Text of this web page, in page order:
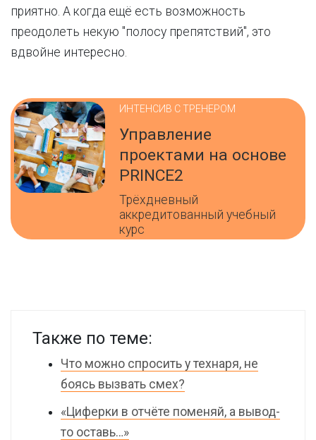
приятно. А когда ещё есть возможность
преодолеть некую "полосу препятствий", это
вдвойне интересно.
ИНТЕНСИВ С ТРЕНЕРОМ
Управление
проектами на основе
PRINCE2
Трёхдневный
аккредитованный учебный
курс
Также по теме:
Что можно спросить у технаря, не
боясь вызвать смех?
«Циферки в отчёте поменяй, а вывод-
то оставь…»